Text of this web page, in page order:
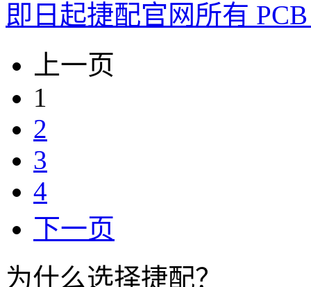
即日起捷配官网所有
上一页
1
2
3
4
下一页
为什么选择捷配？